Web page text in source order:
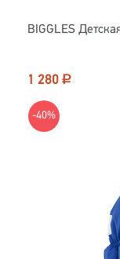
BIGGLES
1 280 Р
-40%